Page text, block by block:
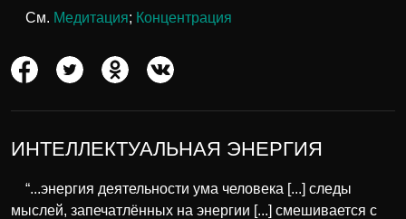
См. Медитация; Концентрация
ИНТЕЛЛЕКТУАЛЬНАЯ ЭНЕРГИЯ
“...энергия деятельности ума человека [...] следы
мыслей, запечатлённых на энергии [...] смешивается с